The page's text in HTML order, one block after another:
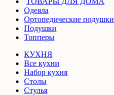
Одеяла
Ортопедические подушки
Подушки
Топперы
КУХНЯ
Все кухни
Набор кухня
Столы
Стулья